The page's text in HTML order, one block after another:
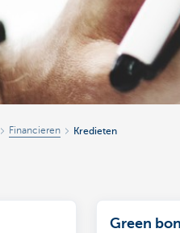
Financieren Kredieten
Green